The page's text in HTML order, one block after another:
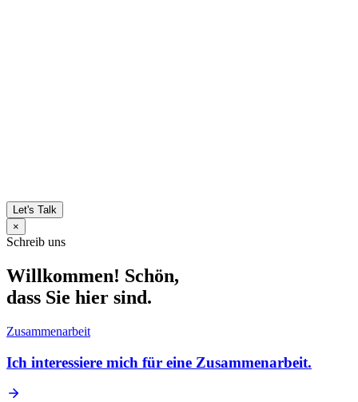
Let's Talk
×
Schreib uns
Willkommen! Schön,
dass Sie hier sind.
Zusammenarbeit
Ich interessiere mich für eine Zusammenarbeit.